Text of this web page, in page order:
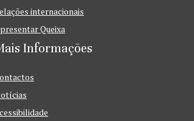
internacionais
Queixa
Informações